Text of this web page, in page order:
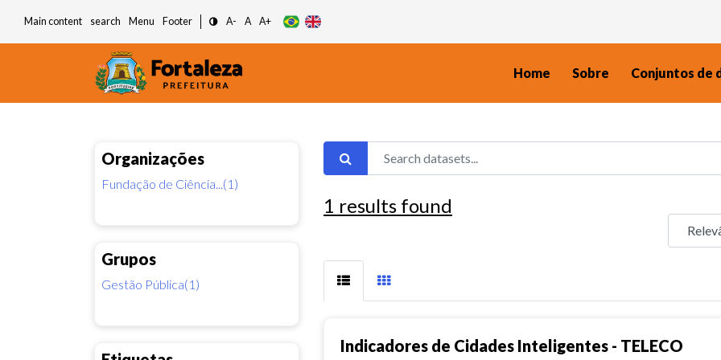
Main content search Menu Footer A- A A+
Home Sobre Conjuntos de
Organizações
Fundação de Ciência...(1)
Grupos
Gestão Pública(1)
1 results found
Indicadores de Cidades Inteligentes - TELECO